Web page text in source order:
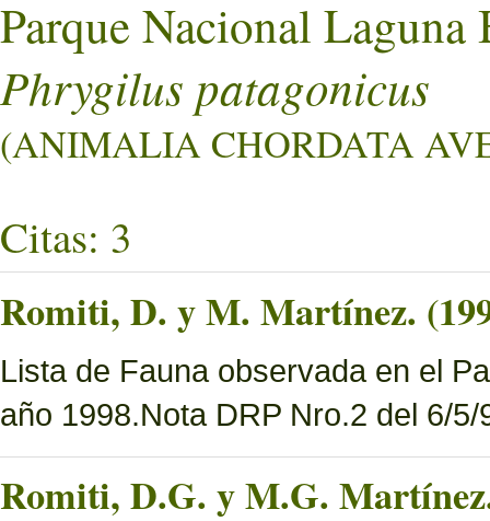
Parque Nacional Laguna
Phrygilus patagonicus
(ANIMALIA CHORDATA
Citas: 3
Romiti, D. y M. Martínez.
Lista de Fauna observada en el
año 1998.Nota DRP Nro.2 del 6/5/
Romiti, D.G. y M.G.